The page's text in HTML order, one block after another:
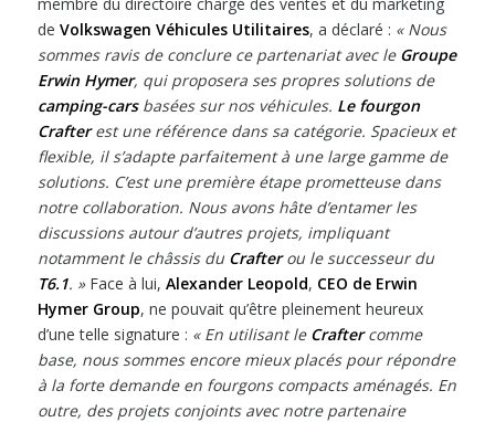
de Volkswagen Véhicules Utilitaires, a déclaré : « Nous
sommes ravis de conclure ce partenariat avec le Groupe
Erwin Hymer, qui proposera ses propres solutions de
camping-carsbasées sur nos véhicules. Le fourgon
Crafterest une référence dans sa catégorie. Spacieux et
flexible, il s’adapte parfaitement à une large gamme de
solutions. C’est une première étape prometteuse dans
notre collaboration. Nous avons hâte d’entamer les
discussions autour d’autres projets, impliquant
notamment le châssis du Crafterou le successeur du
T6.1. »Face à lui, Alexander Leopold, CEO de Erwin
Hymer Group, ne pouvait qu’être pleinement heureux
d’une telle signature : « En utilisant leCraftercomme
base, nous sommes encore mieux placés pour répondre
à la forte demande en fourgons compacts aménagés. En
outre, des projets conjoints avec notre partenaire